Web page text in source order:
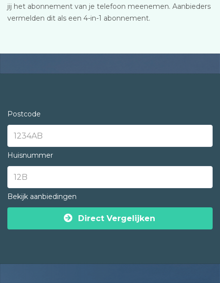
jij het abonnement van je telefoon meenemen. Aanbieders
vermelden dit als een 4-in-1 abonnement.
Postcode
Huisnummer
Bekijk aanbiedingen
Direct Vergelijken